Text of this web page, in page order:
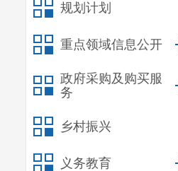
规划计划
重点领域信息公开
政府采购及购买服
务
乡村振兴
义务教育